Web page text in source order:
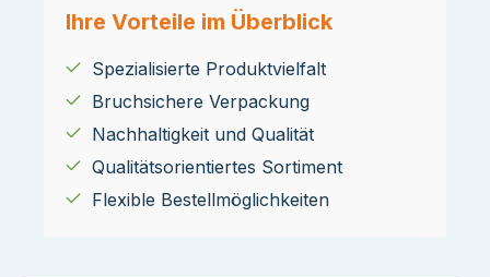
Ihre Vorteile im Überblick
Spezialisierte Produktvielfalt
Bruchsichere Verpackung
Nachhaltigkeit und Qualität
Qualitätsorientiertes Sortiment
Flexible Bestellmöglichkeiten